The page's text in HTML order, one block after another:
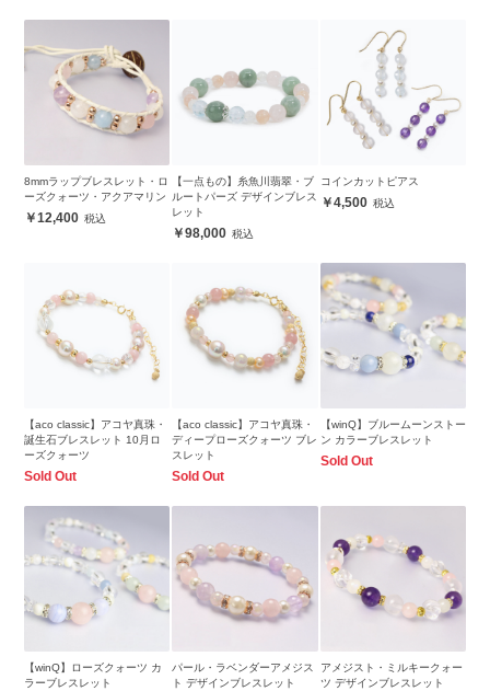
8mmラップブレスレット・ロ
ーズクォーツ・アクアマリン
12,400
【一点もの】糸魚川翡翠・ブ
ルートパーズ デザインブレス
レット
98,000
コインカットピアス
4,500
【aco classic】アコヤ真珠・
誕生石ブレスレット 10月ロ
ーズクォーツ
Sold Out
【aco classic】アコヤ真珠・
ディープローズクォーツ ブレ
スレット
Sold Out
【winQ】ブルームーンストー
ン カラーブレスレット
Sold Out
【winQ】ローズクォーツ カ
ラーブレスレット
パール・ラベンダーアメジス
ト デザインブレスレット
アメジスト・ミルキークォー
ツ デザインブレスレット